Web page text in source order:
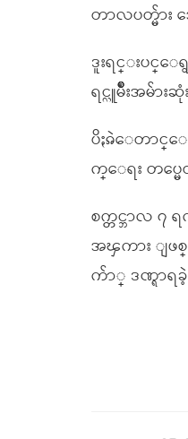
တာလပတ္မ်ား
ဒူးရင္းပင္ေ
ရင္လူမ်ိဳးအမ်ာ
ပိႏၷဲေတာင္ေ
က္ေရး တပ္မေ
စက္တင္ဘာလ ၇
အၾကား ျဖစ္
က်ာ္ ဒဏ္ရာရ